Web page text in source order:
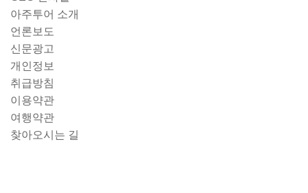
아주투어 소개
언론보도
신문광고
개인정보
취급방침
이용약관
여행약관
찾아오시는 길